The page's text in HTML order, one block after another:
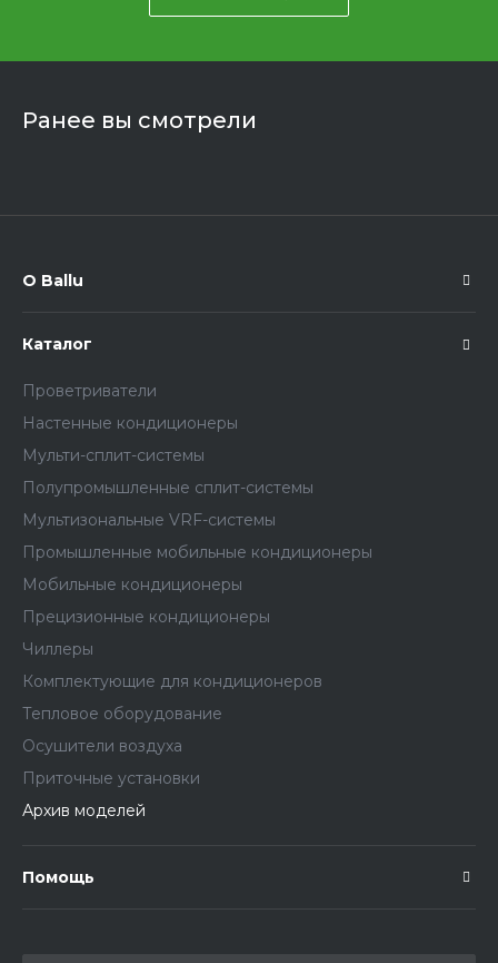
Ранее вы смотрели
О Ballu
Каталог
Проветриватели
Настенные кондиционеры
Мульти-сплит-системы
Полупромышленные сплит-системы
Мультизональные VRF-системы
Промышленные мобильные кондиционеры
Мобильные кондиционеры
Прецизионные кондиционеры
Чиллеры
Комплектующие для кондиционеров
Тепловое оборудование
Осушители воздуха
Приточные установки
Архив моделей
Помощь